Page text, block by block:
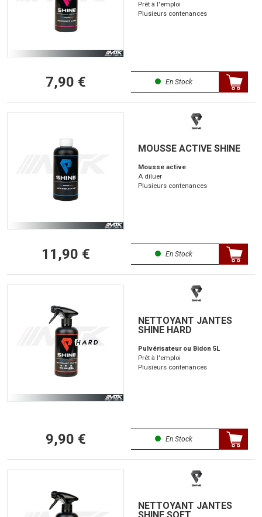
Prêt à l'emploi
Plusieurs contenances
7,90 € En Stock
MOUSSE ACTIVE SHINE
Mousse active
A diluer
Plusieurs contenances
11,90 € En Stock
NETTOYANT JANTES
SHINE HARD
Pulvérisateur ou Bidon 5L
Prêt à l'emploi
Plusieurs contenances
9,90 € En Stock
NETTOYANT JANTES